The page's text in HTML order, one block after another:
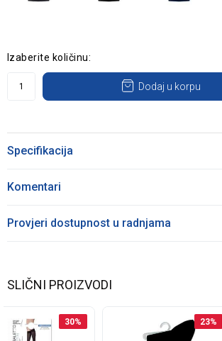
Izaberite količinu:
Dodaj u korpu
Specifikacija
Komentari
Provjeri dostupnost u radnjama
SLIČNI PROIZVODI
30% 23%